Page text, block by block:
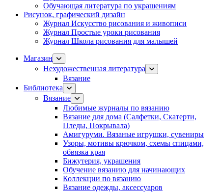
Обучающая литература по украшениям
Рисунок, графический дизайн
Журнал Искусство рисования и живописи
Журнал Простые уроки рисования
Журнал Школа рисования для малышей
Магазин
Нехудожественная литература
Вязание
Библиотека
Вязание
Любимые журналы по вязанию
Вязание для дома (Салфетки, Скатерти,
Пледы, Покрывала)
Амигуруми. Вязаные игрушки, сувениры
Узоры, мотивы крючком, схемы спицами,
обвязка края
Бижутерия, украшения
Обучение вязанию для начинающих
Коллекции по вязанию
Вязание одежды, аксессуаров